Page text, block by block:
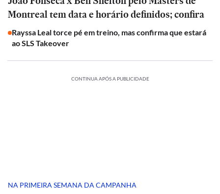
Montreal tem data e horário definidos; confira
Rayssa Leal torce pé em treino, mas confirma que estará
ao SLS Takeover
CONTINUA APÓS A PUBLICIDADE
NA PRIMEIRA SEMANA DA CAMPANHA